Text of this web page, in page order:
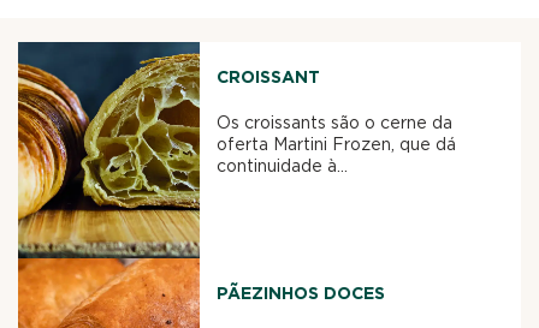
CROISSANT
Os croissants são o cerne da
oferta Martini Frozen, que dá
continuidade à...
PÃEZINHOS DOCES